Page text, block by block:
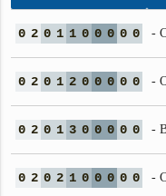
0 2 0 1 1 0 0 0 0 0 -
0 2 0 1 2 0 0 0 0 0 -
0 2 0 1 3 0 0 0 0 0 -
0 2 0 2 1 0 0 0 0 0 -